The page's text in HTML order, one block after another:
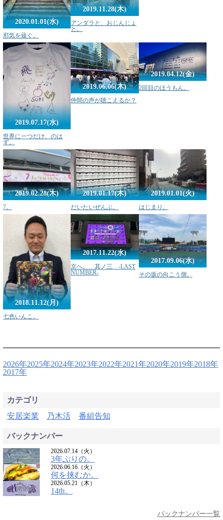
2020.01.01(水)
邪気を薙ぐ。
2019.11.28(木)
アンダラと、おじんじょ
と。
2019.07.17(水)
世界に一つだけ、のは
ず。
2019.06.06(木)
仲間の声が聴こえるか？
2019.04.12(金)
2回目のほうもん。
2019.02.28(木)
7。
2019.01.17(木)
だいたいぜんぶ。
2019.01.01(火)
はじまり。
2018.11.12(月)
七色いんこ。
2017.11.22(水)
京へ。 其ノ三 -LAST
NUMBER-
2017.09.06(水)
その坂の向こう側。
2026年2025年2024年2023年2022年2021年2020年2019年2018年
2017年
カテゴリ
安居楽業
乃木活 番組告知
バックナンバー
2026.07.14（火）
3年ぶりの。
2026.06.16（火）
何を挟むか。
2026.05.21（木）
14th。
バックナンバー一覧